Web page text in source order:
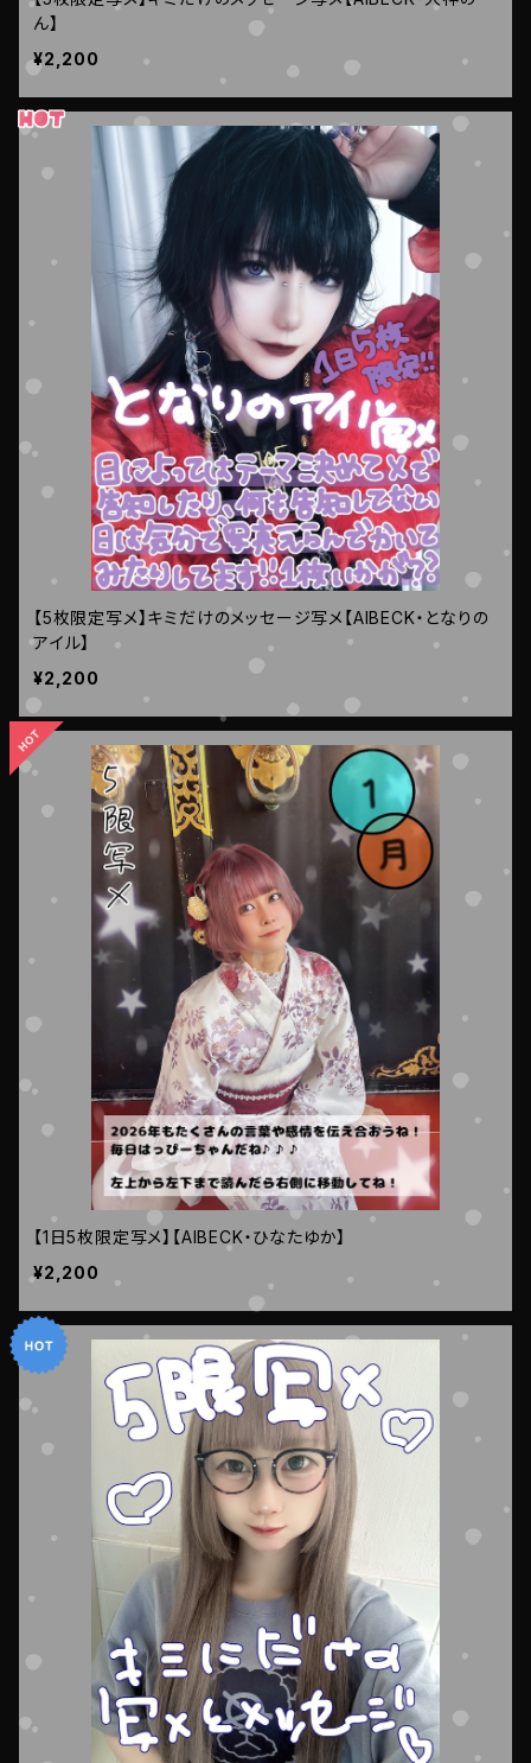
ん】
¥2,200
【5枚限定写メ】キミだけのメッセージ写メ【AIBECK・となりの
アイル】
¥2,200
【1日5枚限定写メ】【AIBECK・ひなたゆか】
¥2,200